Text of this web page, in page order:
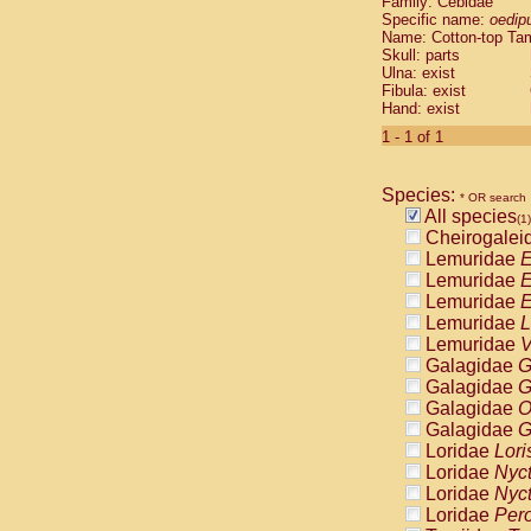
Cebidae
Cebidae
Cebidae
Cebidae
Cebidae
Cebidae
Cebidae
Cebidae
Cebidae
Cebidae
Cebidae
Cebidae
Atelidae
Atelidae
Atelidae
Atelidae
Atelidae
Atelidae
Atelidae
Atelidae
Atelidae
Atelidae
Pitheciidae
Specific name:
Name: Cotton-top
Skull: parts
Ulna: exist
Fibula: exist
Hand: exist
1 - 1 of 1
Species: * OR search
All species(1)
Lemuridae
Lemuridae
Lemuridae
Lemuridae
Lemuridae
Galagidae
Galagidae
Galagidae
Galagidae
Loridae
Loridae
Loridae
Loridae